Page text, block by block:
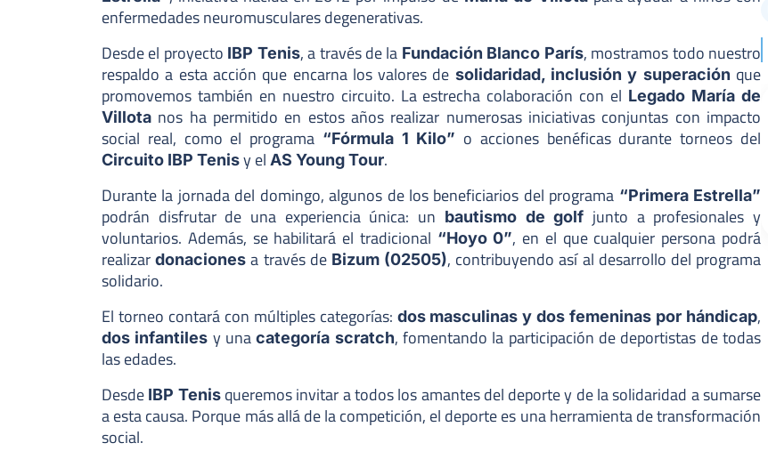
enfermedades neuromusculares degenerativas.
Desde el proyecto IBP Tenis, a través de la Fundación Blanco París, mostramos todo nuestro
respaldo a esta acción que encarna los valores de solidaridad, inclusión y superación que
promovemos también en nuestro circuito. La estrecha colaboración con el Legado María de
Villota nos ha permitido en estos años realizar numerosas iniciativas conjuntas con impacto
social real, como el programa “Fórmula 1 Kilo” o acciones benéficas durante torneos del
Circuito IBP Tenisy el AS Young Tour.
Durante la jornada del domingo, algunos de los beneficiarios del programa “Primera Estrella”
podrán disfrutar de una experiencia única: un bautismo de golf junto a profesionales y
voluntarios. Además, se habilitará el tradicional “Hoyo 0”, en el que cualquier persona podrá
realizardonaciones a través de Bizum (02505), contribuyendo así al desarrollo del programa
solidario.
El torneo contará con múltiples categorías: dos masculinas y dos femeninas por hándicap,
dos infantiles y unacategoría scratch, fomentando la participación de deportistas de todas
las edades.
Desde IBP Tenisqueremos invitar a todos los amantes del deporte y de la solidaridad a sumarse
a esta causa. Porque más allá de la competición, el deporte es una herramienta de transformación
social.